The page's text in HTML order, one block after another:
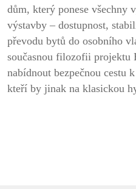
dům, který ponese všechny
výstavby – dostupnost,
převodu bytů do osobního
současnou filozofii projektu
nabídnout bezpečnou cestu
kteří by jinak na klasickou